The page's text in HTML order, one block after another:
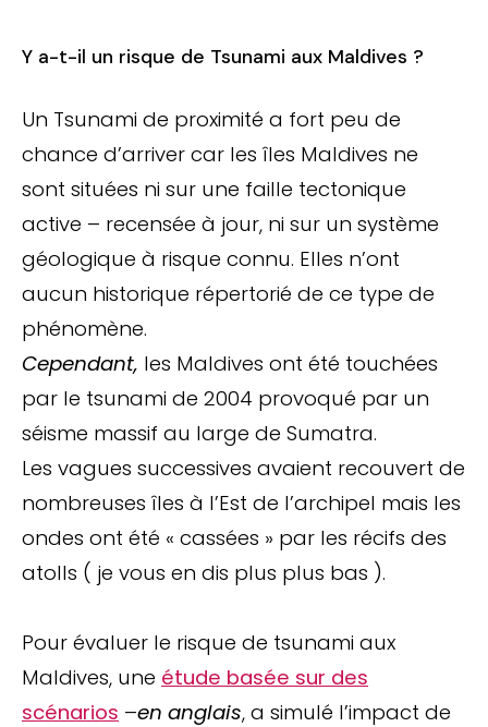
Y a-t-il un risque de Tsunami aux Maldives ?
Un Tsunami de proximité a fort peu de
chance d’arriver car les îles Maldives ne
sont situées ni sur une faille tectonique
active – recensée à jour, ni sur un système
géologique à risque connu. Elles n’ont
aucun historique répertorié de ce type de
phénomène.
Cependant, les Maldives ont été touchées
par le tsunami de 2004 provoqué par un
séisme massif au large de Sumatra.
Les vagues successives avaient recouvert de
nombreuses îles à l’Est de l’archipel mais les
ondes ont été « cassées » par les récifs des
atolls ( je vous en dis plus plus bas ).
Pour évaluer le risque de tsunami aux
Maldives, une étude basée sur des
scénarios –en anglais, a simulé l’impact de